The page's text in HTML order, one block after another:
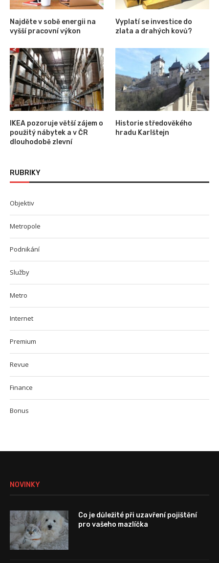
Najděte v sobě energii na
vyšší pracovní výkon
Vyplatí se investice do
zlata a drahých kovů?
IKEA pozoruje větší zájem o
použitý nábytek a v ČR
dlouhodobě zlevní
Historie středověkého
hradu Karlštejn
RUBRIKY
Objektiv
Metropole
Podnikání
Služby
Metro
Internet
Premium
Revue
Finance
Bonus
NOVINKY
Co je důležité při uzavření pojištění
pro vašeho mazlíčka